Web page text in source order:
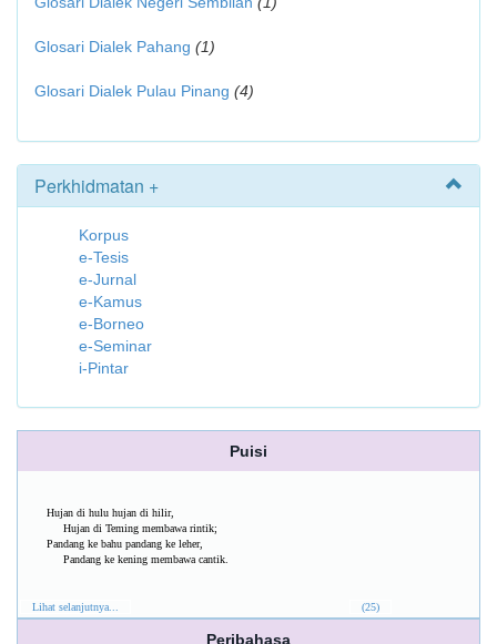
Glosari Dialek Pahang (1)
Glosari Dialek Pulau Pinang (4)
Perkhidmatan +
Korpus
e-Tesis
e-Jurnal
e-Kamus
e-Borneo
e-Seminar
i-Pintar
Puisi
Hujan di hulu hujan di hilir,
Hujan di Teming membawa rintik;
Pandang ke bahu pandang ke leher,
Pandang ke kening membawa cantik.
Lihat selanjutnya... (25)
Peribahasa